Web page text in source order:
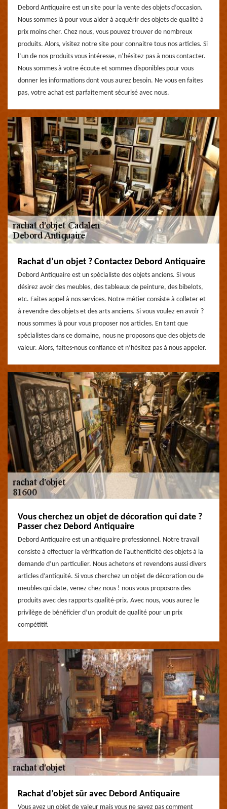
Debord Antiquaire est un site pour la vente des objets d’occasion.
Nous sommes là pour vous aider à acquérir des objets de qualité à
prix moins cher. Chez nous, vous pouvez trouver de nombreux
produits. Alors, visitez notre site pour connaitre tous nos articles. Si
l’un de nos produits vous intéresse, n’hésitez pas à nous contacter.
Nous sommes à votre écoute et sommes disponibles pour vous
donner les informations dont vous aurez besoin. Ne vous en faites
pas, votre achat est parfaitement sécurisé avec nous.
Rachat d’un objet ? Contactez Debord Antiquaire
Debord Antiquaire est un spécialiste des objets anciens. Si vous
désirez avoir des meubles, des tableaux de peinture, des bibelots,
etc. Faites appel à nos services. Notre métier consiste à colleter et
à revendre des objets et des arts anciens. Si vous voulez en avoir ?
nous sommes là pour vous proposer nos articles. En tant que
spécialistes dans ce domaine, nous ne proposons que des objets de
valeur. Alors, faites-nous confiance et n’hésitez pas à nous appeler.
Vous cherchez un objet de décoration qui date ?
Passer chez Debord Antiquaire
Debord Antiquaire est un antiquaire professionnel. Notre travail
consiste à effectuer la vérification de l’authenticité des objets à la
demande d’un particulier. Nous achetons et revendons aussi divers
articles d’antiquité. Si vous cherchez un objet de décoration ou de
meubles qui date, venez chez nous ! nous vous proposons des
produits avec des rapports qualité-prix. Avec nous, vous aurez le
privilège de bénéficier d’un produit de qualité pour un prix
compétitif.
Rachat d’objet sûr avec Debord Antiquaire
Vous avez un objet de valeur mais vous ne savez pas comment